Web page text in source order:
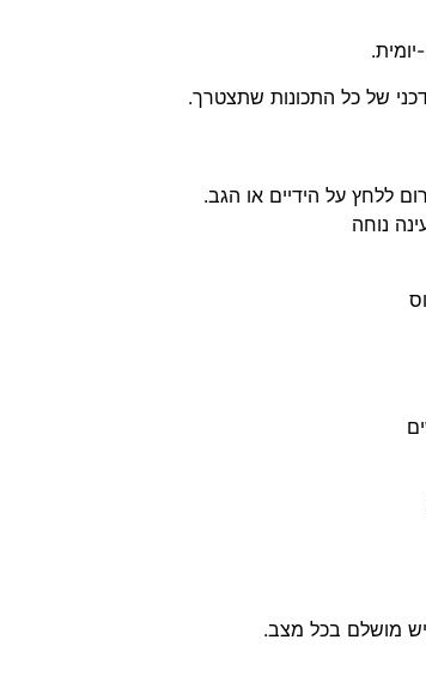
של כל התכונות שתצטרך.
ללחץ על הידיים או הגב.
מושלם בכל מצב.